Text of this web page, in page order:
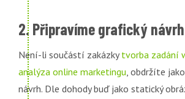
2. Připravíme grafický návrh
Není-li součástí zakázkytvorba zadání
analýza online marketingu, obdržíte
návrh. Dle dohody buď jako statický